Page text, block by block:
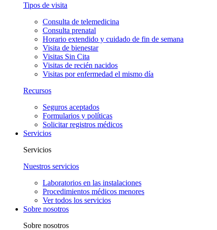
Tipos de visita
Consulta de telemedicina
Consulta prenatal
Horario extendido y cuidado de fin de semana
Visita de bienestar
Visitas Sin Cita
Visitas de recién nacidos
Visitas por enfermedad el mismo día
Recursos
Seguros aceptados
Formularios y políticas
Solicitar registros médicos
Servicios
Servicios
Nuestros servicios
Laboratorios en las instalaciones
Procedimientos médicos menores
Ver todos los servicios
Sobre nosotros
Sobre nosotros